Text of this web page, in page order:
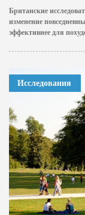
Британские
изменение
эффективнее для
Исследования